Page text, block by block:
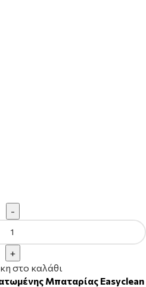
στο καλάθι
Μπαταρίας Easyclean